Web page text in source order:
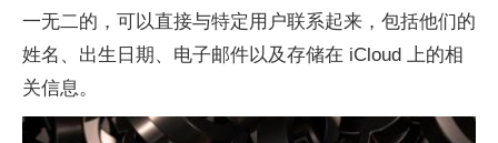
一无二的，可以直接与特定用户联系起来，包括他们的
姓名、出生日期、电子邮件以及存储在 iCloud 上的相
关信息。